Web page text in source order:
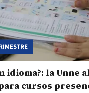
idioma?: la Unne
cursos